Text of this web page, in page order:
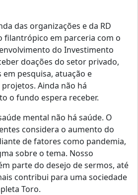
das organizações e da RD
em parceria com o
do Investimento
doações do setor privado,
pesquisa, atuação e
Ainda não há
o fundo espera receber.
mental não há saúde. O
considera o aumento do
de fatores como pandemia,
sobre o tema. Nosso
parte do desejo de sermos, até
contribui para uma sociedade
Toro.